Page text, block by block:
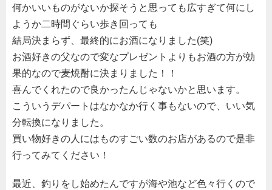
何かいいものがないか探そうと思っても広すぎて何にし
ようか二時間ぐらい歩き回っても
結局決まらず、最終的にお酒になりました(笑)
お酒好きの父なので変なプレゼントよりもお酒の方が効
果的なので麦焼酎に決まりました！！
喜んでくれたので良かったんじゃないかと思います。
こういうデパートはなかなか行く事もないので、いい気
分転換になりました。
買い物好きの人にはものすごい数のお店があるので是非
行ってみてください！
最近、釣りをし始めたんですが海や池など色々行くので